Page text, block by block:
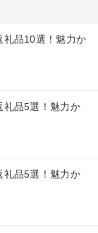
礼品10選！魅力か
礼品5選！魅力か
礼品5選！魅力か